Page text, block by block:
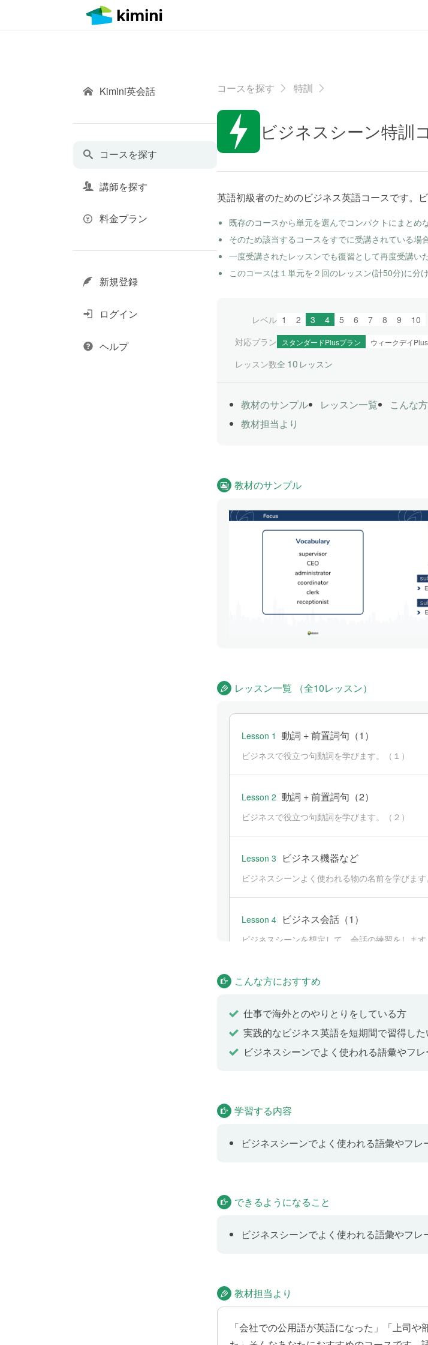
コースを探す 特訓
ビジネスシーン特訓
英語初級者のためのビジネス英語コースです。
既存のコースから単元を選んでコンパクトにまとめ
そのため該当するコースをすでに受講されている
一度受講されたレッスンでも復習として再度受講
このコースは１単元を２回のレッスン(計50分)に分
レベル 1 2 3 4 5 6 7 8 9
10
対応プラン
スタンダードPlusプラン ウィークデイ
レッスン数全 10 レッスン
教材のサンプル レッスン一覧 こんな
教材担当より
教材のサンプル
レッスン一覧 （全10レッスン）
Lesson 1 動詞 + 前置詞句（1）
ビジネスで役立つ句動詞を学びます。（１）
Lesson 2 動詞 + 前置詞句（2）
ビジネスで役立つ句動詞を学びます。（２）
Lesson 3 ビジネス機器など
ビジネスシーンよく使われる物の名前を学びます
Lesson 4 ビジネス会話（1）
ビジネスシーンを想定して、会話の練習をします
Lesson 5 ビジネス会話（2）
Lesson 6 ビジネス会話（3）
ビジネス会話（4）
Lesson 10 休日
休日についての語彙やフレーズを学びます。
こんな方におすすめ
仕事で海外とのやりとりをしている方
実践的なビジネス英語を短期間で習得し
ビジネスシーンでよく使われる語彙やフ
学習する内容
ビジネスシーンでよく使われる語彙やフレ
できるようになること
ビジネスシーンでよく使われる語彙やフ
教材担当より
「会社での公用語が英語になった」「上司
Kimini英会話
コースを探す
講師を探す
料金プラン
新規登録
ログイン
ヘルプ